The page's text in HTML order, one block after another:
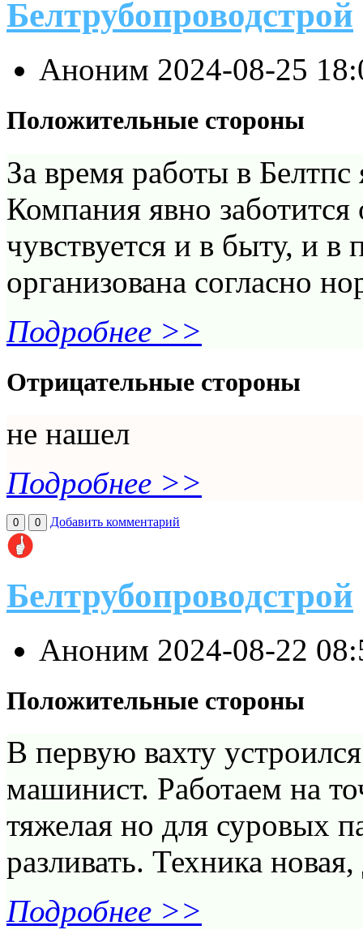
Белтрубопроводстрой
Аноним 2024-08-25
Положительные стороны
За время работы в
Компания явно заботится
чувствуется и в быту, и в
организована согласно
Подробнее >>
Отрицательные стороны
не нашел
Подробнее >>
0 0 Добавить комментарий
Белтрубопроводстрой
Аноним 2024-08-22
Положительные стороны
В первую вахту
машинист. Работаем на
тяжелая но для суровых
разливать. Техника
Подробнее >>